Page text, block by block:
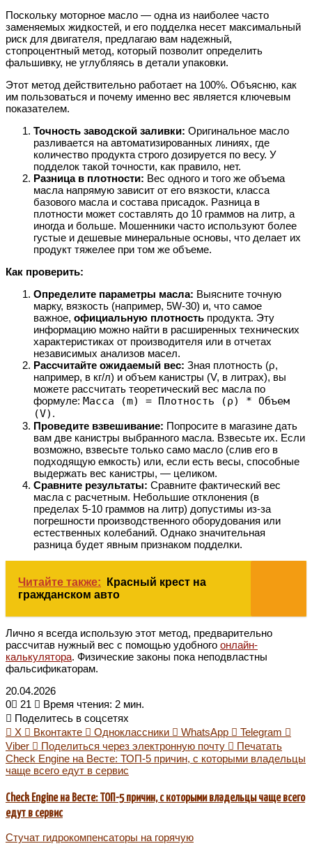
Поскольку моторное масло — одна из наиболее часто
заменяемых жидкостей, и его подделка несет максимальный
риск для двигателя, предлагаю вам надежный,
стопроцентный метод, который позволит определить
фальшивку, не углубляясь в детали упаковки.
Этот метод действительно работает на 100%. Объясню, как
им пользоваться и почему именно вес является ключевым
показателем.
Точность заводской заливки: Оригинальное масло
разливается на автоматизированных линиях, где
количество продукта строго дозируется по весу. У
подделок такой точности, как правило, нет.
Разница в плотности: Вес одного и того же объема
масла напрямую зависит от его вязкости, класса
базового масла и состава присадок. Разница в
плотности может составлять до 10 граммов на литр, а
иногда и больше. Мошенники часто используют более
густые и дешевые минеральные основы, что делает их
продукт тяжелее при том же объеме.
Как проверить:
Определите параметры масла: Выясните точную
марку, вязкость (например, 5W-30) и, что самое
важное, официальную плотность продукта. Эту
информацию можно найти в расширенных технических
характеристиках от производителя или в отчетах
независимых анализов масел.
Рассчитайте ожидаемый вес: Зная плотность (ρ,
например, в кг/л) и объем канистры (V, в литрах), вы
можете рассчитать теоретический вес масла по
формуле: Масса (m) = Плотность (ρ) * Объем
(V) .
Проведите взвешивание: Попросите в магазине дать
вам две канистры выбранного масла. Взвесьте их. Если
возможно, взвесьте только само масло (слив его в
подходящую емкость) или, если есть весы, способные
выдержать вес канистры, — целиком.
Сравните результаты: Сравните фактический вес
масла с расчетным. Небольшие отклонения (в
пределах 5-10 граммов на литр) допустимы из-за
погрешности производственного оборудования или
естественных колебаний. Однако значительная
разница будет явным признаком подделки.
Читайте также:
Красный крест на
гражданском авто
Лично я всегда использую этот метод, предварительно
рассчитав нужный вес с помощью удобного онлайн-
калькулятора. Физические законы пока неподвластны
фальсификаторам.
20.04.2026
0
21
Время чтения: 2 мин.
Поделитесь в соцсетях
X
Вконтакте Одноклассники WhatsApp
Telegram
Viber
Поделиться через электронную почту
Печатать
Check Engine на Весте: ТОП-5 причин, с которыми владельцы
чаще всего едут в сервис
Check Engine на Весте: ТОП-5 причин, с которыми владельцы чаще всего
едут в сервис
Стучат гидрокомпенсаторы на горячую